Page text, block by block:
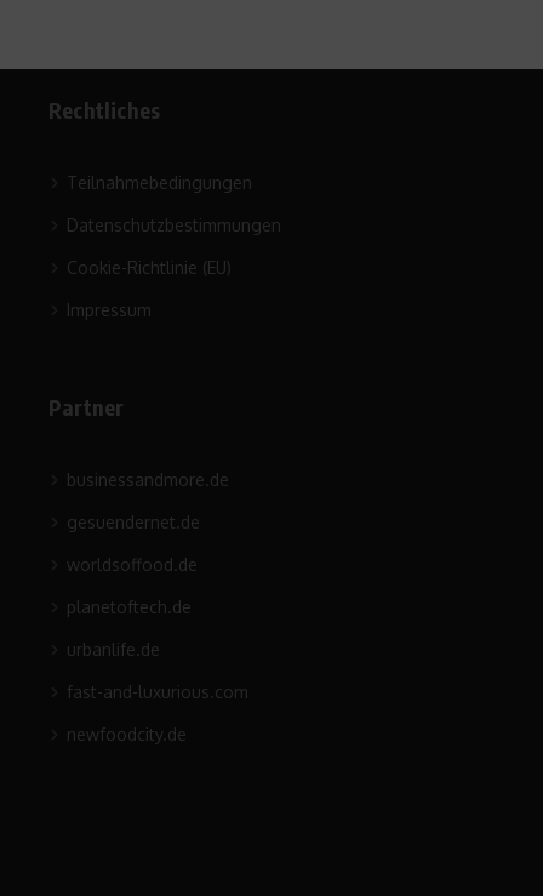
Rechtliches
Teilnahmebedingungen
Datenschutzbestimmungen
Cookie-Richtlinie (EU)
Impressum
Partner
businessandmore.de
gesuendernet.de
worldsoffood.de
planetoftech.de
urbanlife.de
fast-and-luxurious.com
newfoodcity.de